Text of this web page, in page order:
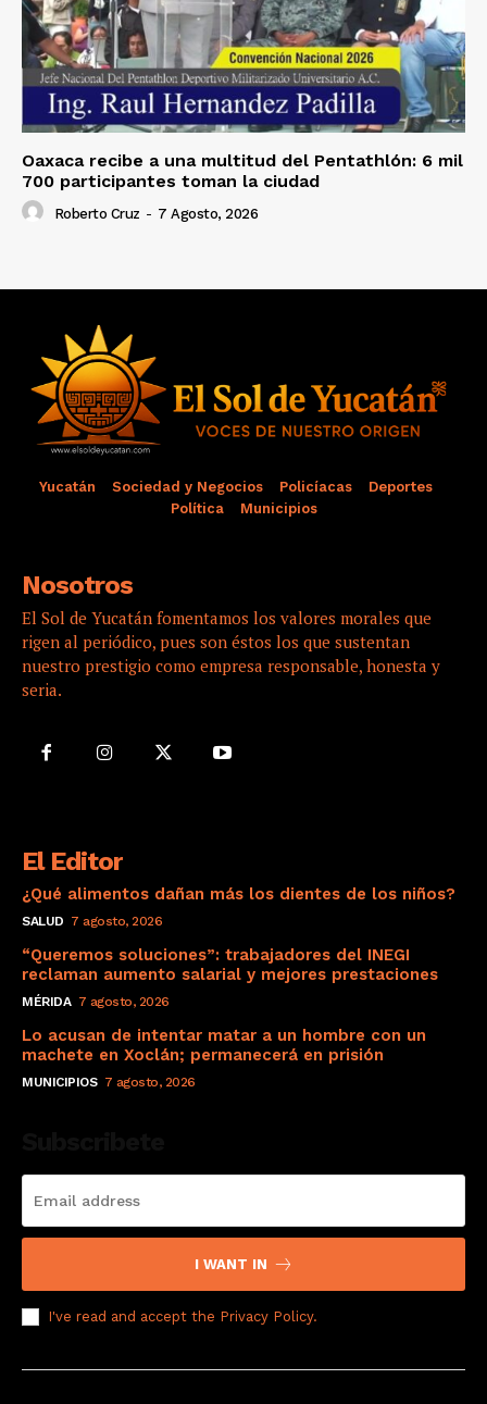
Oaxaca recibe a una multitud del Pentathlón: 6 mil
700 participantes toman la ciudad
Roberto Cruz - 7 Agosto, 2026
Yucatán Sociedad y Negocios Policíacas
Deportes
Política
Municipios
Nosotros
El Sol de Yucatán fomentamos los valores morales que
rigen al periódico, pues son éstos los que sustentan
nuestro prestigio como empresa responsable, honesta y
seria.
El Editor
¿Qué alimentos dañan más los dientes de los niños?
SALUD 7 agosto, 2026
“Queremos soluciones”: trabajadores del INEGI
reclaman aumento salarial y mejores prestaciones
MÉRIDA 7 agosto, 2026
Lo acusan de intentar matar a un hombre con un
machete en Xoclán; permanecerá en prisión
MUNICIPIOS 7 agosto, 2026
I WANT IN
I've read and accept the Privacy Policy.